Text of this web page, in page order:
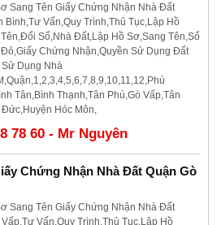
Sang Tên Giấy Chứng Nhận Nhà Đất
Bình,Tư Vấn,Quy Trình,Thủ Tục,Lập Hồ
Sổ,Nhà Đất,Lập Hồ Sơ,Sang Tên,Sổ
Chứng Nhận,Quyền Sử Dụng Đất
Dụng Nhà
Tân,Bình Thạnh,Tân Phú,Gò Vấp,Tân
Hóc Môn,
78 60 - Mr Nguyên
Chứng Nhận Nhà Đất Quận Gò
Sang Tên Giấy Chứng Nhận Nhà Đất
Vấn,Quy Trình,Thủ Tục,Lập Hồ